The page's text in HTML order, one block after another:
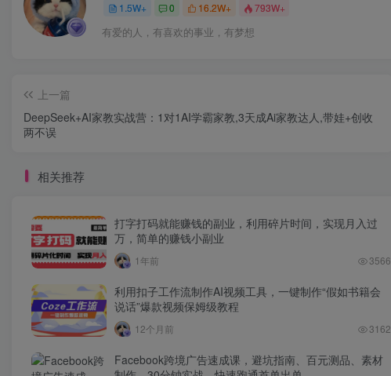
1.5W+ 0 16.2W+ 793W+
有爱的人，有喜欢的事业，有梦想
上一篇
DeepSeek+AI家教实战营：1对1AI学霸家教,3天成Ai家教达人,带娃+创收
两不误
相关推荐
打字打码就能赚钱的副业，利用碎片时间，实现月入过
万，简单的赚钱小副业
1年前 3566
利用扣子工作流制作AI视频工具，一键制作“假如书籍会
说话”爆款视频保姆级教程
12个月前 3162
Facebook跨境广告速成课，避坑指南、百元测品、素材